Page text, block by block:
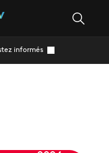
informés